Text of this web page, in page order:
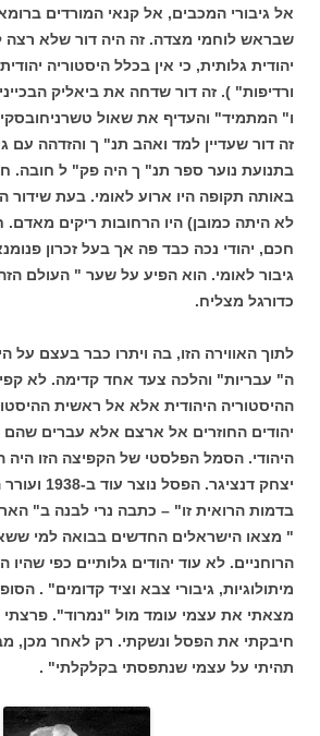
אל גיבורי המכבים, אל קנאי המורדים
שבראש לוחמי מצדה. זה היה דור שלא רצה
יהודית גלותית, כי אין בכלל היסטוריה
ורדיפות" ). זה דור שדחה את ביאליק
ו" המתמיד" והעדיף את שאול
זה דור שעדיין למד ואהב תנ" ך והזדהה עם
בתנועת נוער ספר תנ" ך היה פק" ל חובה.
באותה תקופה היו ארוע לאומי. בעת שידור
לא היתה כמובן) היו הרחובות ריקים
חכם, יהודי נכה כבד פה אך בעל זכרון
גיבור לאומי. הוא הפיע על שער " העולם
כדורגל מצליח.
לתוך האווירה הזו, בה ויתרו כבר בעצם על
ה" עבריות" והלכה צעד אחד קדימה. לא
ההיסטוריה היהודית אלא אל ראשית
יהודים החוזרים אל ארצם אלא עברים
היהודי. הסמל הפלסטי של הקפיצה הזו
יצחק דנציגר.
בדמות הרואית זו" – כתבה נרי לבנה ב"
" מצאו הישראלים החדשים בבואה למי
הרוחניים. לא עוד יהודים גלותיים כפי שהיו
מיתולוגיות, גיבורי צבא וציד קדומים" .
מצאתי את עצמי עומד מול "נמרוד".
חיבקתי את הפסל ונשקתי. רק לאחר מכן,
תהיתי על עצמי שנתפסתי בקלקלתי" .